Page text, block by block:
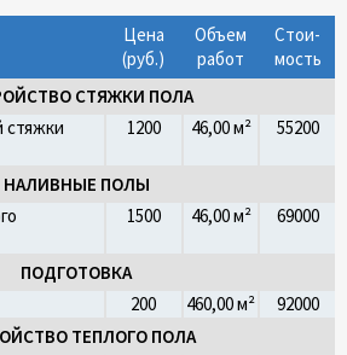
Цена
(руб.)
Объем
работ
Стои­
мость
СТЯЖКИ ПОЛА
стяжки
1200 46,00 м² 55200
НАЛИВНЫЕ ПОЛЫ
1500 46,00 м² 69000
ПОДГОТОВКА
200 460,00 м²
92000
ТЕПЛОГО ПОЛА